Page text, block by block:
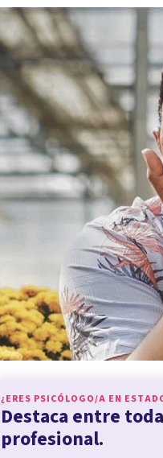
¿ERES PSICÓLOGO/A EN
Destaca entre
profesional.